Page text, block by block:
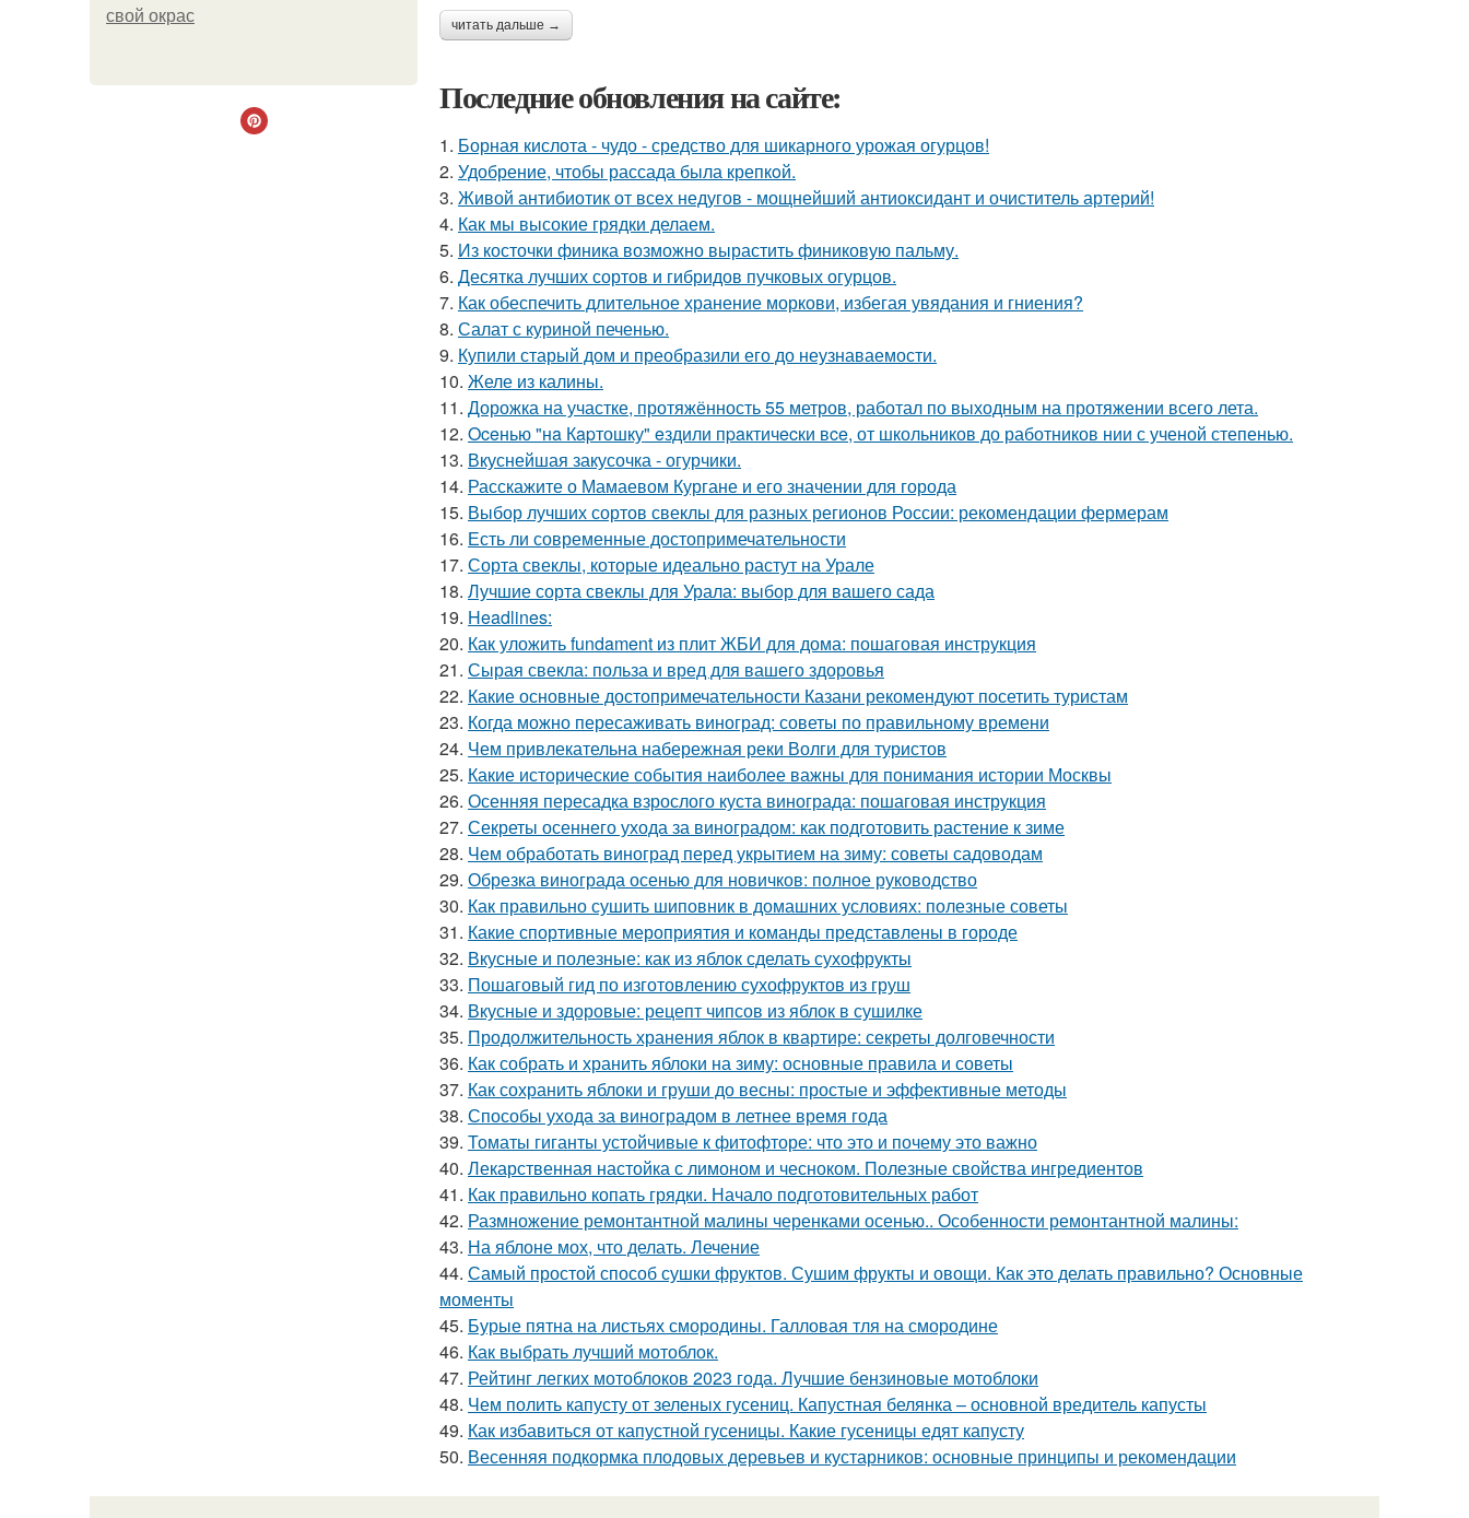
свой окрас
читать дальше →
Последние обновления на сайте:
1. Борная кислота - чудо - средство для шикарного урожая огурцов!
2. Удобрение, чтобы рассада была крепкoй.
3. Живой антибиотик от всех недугов - мощнейший антиоксидант и очиститель артерий!
4. Как мы высокие грядки делаем.
5. Из косточки финика возможно вырастить финиковую пальму.
6. Десятка лучших сортов и гибридов пучковых огурцов.
7. Как обеспечить длительное хранение моркови, избегая увядания и гниения?
8. Салат с куриной печенью.
9. Купили старый дом и преобразили его до неузнаваемости.
10. Желе из калины.
11. Дорожка на участке, протяжённость 55 метров, работал по выходным на протяжении всего лета.
12. Oceнью "нa Кapтошку" eздили пpaктичecки вce, от школьников до работников нии с ученой степенью.
13. Вкуснейшая закусочка - огурчики.
14. Расскажите о Мамаевом Кургане и его значении для города
15. Выбор лучших сортов свеклы для разных регионов России: рекомендации фермерам
16. Есть ли современные достопримечательности
17. Сорта свеклы, которые идеально растут на Урале
18. Лучшие сорта свеклы для Урала: выбор для вашего сада
19. Headlines:
20. Как уложить fundament из плит ЖБИ для дома: пошаговая инструкция
21. Сырая свекла: польза и вред для вашего здоровья
22. Какие основные достопримечательности Казани рекомендуют посетить туристам
23. Когда можно пересаживать виноград: советы по правильному времени
24. Чем привлекательна набережная реки Волги для туристов
25. Какие исторические события наиболее важны для понимания истории Москвы
26. Осенняя пересадка взрослого куста винограда: пошаговая инструкция
27. Секреты осеннего ухода за виноградом: как подготовить растение к зиме
28. Чем обработать виноград перед укрытием на зиму: советы садоводам
29. Обрезка винограда осенью для новичков: полное руководство
30. Как правильно сушить шиповник в домашних условиях: полезные советы
31. Какие спортивные мероприятия и команды представлены в городе
32. Вкусные и полезные: как из яблок сделать сухофрукты
33. Пошаговый гид по изготовлению сухофруктов из груш
34. Вкусные и здоровые: рецепт чипсов из яблок в сушилке
35. Продолжительность хранения яблок в квартире: секреты долговечности
36. Как собрать и хранить яблоки на зиму: основные правила и советы
37. Как сохранить яблоки и груши до весны: простые и эффективные методы
38. Способы ухода за виноградом в летнее время года
39. Томаты гиганты устойчивые к фитофторе: что это и почему это важно
40. Лекарственная настойка с лимоном и чесноком. Полезные свойства ингредиентов
41. Как правильно копать грядки. Начало подготовительных работ
42. Размножение ремонтантной малины черенками осенью.. Особенности ремонтантной малины:
43. На яблоне мох, что делать. Лечение
44. Самый простой способ сушки фруктов. Сушим фрукты и овощи. Как это делать правильно? Основные
моменты
45. Бурые пятна на листьях смородины. Галловая тля на смородине
46. Как выбрать лучший мотоблок.
47. Рейтинг легких мотоблоков 2023 года. Лучшие бензиновые мотоблоки
48. Чем полить капусту от зеленых гусениц. Капустная белянка – основной вредитель капусты
49. Как избавиться от капустной гусеницы. Какие гусеницы едят капусту
50. Весенняя подкормка плодовых деревьев и кустарников: основные принципы и рекомендации